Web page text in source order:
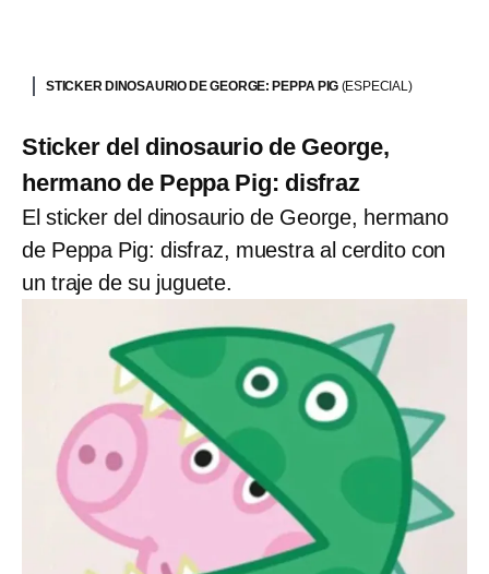
STICKER DINOSAURIO DE GEORGE: PEPPA PIG (ESPECIAL)
Sticker del dinosaurio de George,
hermano de Peppa Pig: disfraz
El sticker del dinosaurio de George, hermano
de Peppa Pig: disfraz, muestra al cerdito con
un traje de su juguete.